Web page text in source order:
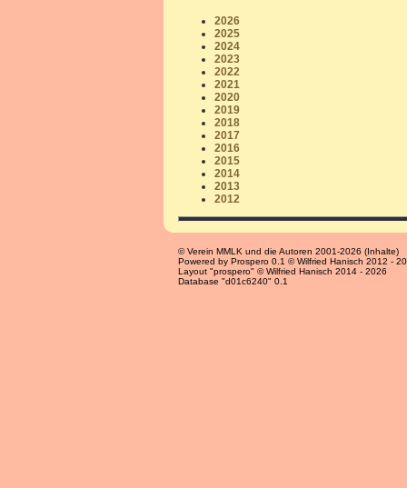
2026
2025
2024
2023
2022
2021
2020
2019
2018
2017
2016
2015
2014
2013
2012
© Verein MMLK und die Autoren 2001-2026 (Inhalte)
Powered by Prospero 0.1 © Wilfried Hanisch 2012 -
Layout "prospero" © Wilfried Hanisch 2014 - 2026
Database "d01c6240" 0.1